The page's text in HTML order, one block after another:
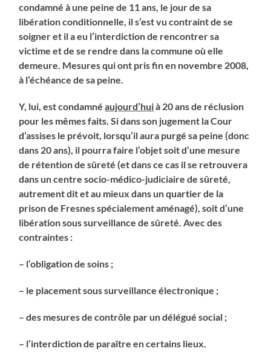
condamné à une peine de 11 ans, le jour de sa
libération conditionnelle, il s’est vu contraint de se
soigner et il a eu l’interdiction de rencontrer sa
victime et de se rendre dans la commune où elle
demeure. Mesures qui ont pris fin en novembre 2008,
à l’échéance de sa peine.
Y, lui, est condamnéaujourd’huià 20 ans de réclusion
pour les mêmes faits. Si dans son jugement la Cour
d’assises le prévoit, lorsqu’il aura purgé sa peine (donc
dans 20 ans), il pourra faire l’objet soit d’une mesure
de rétention de sûreté (et dans ce cas il se retrouvera
dans un centre socio-médico-judiciaire de sûreté,
autrement dit et au mieux dans un quartier de la
prison de Fresnes spécialement aménagé), soit d’une
libération sous surveillance de sûreté. Avec des
contraintes :
– l’obligation de soins ;
– le placement sous surveillance électronique ;
– des mesures de contrôle par un délégué social ;
– l’interdiction de paraître en certains lieux.